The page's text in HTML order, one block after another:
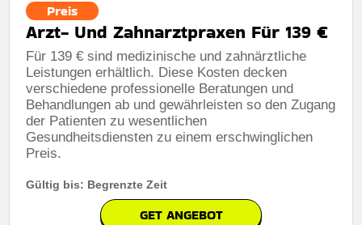
Preis
Arzt- Und Zahnarztpraxen Für 139 €
Für 139 € sind medizinische und zahnärztliche
Leistungen erhältlich. Diese Kosten decken
verschiedene professionelle Beratungen und
Behandlungen ab und gewährleisten so den Zugang
der Patienten zu wesentlichen
Gesundheitsdiensten zu einem erschwinglichen
Preis.
Gültig bis: Begrenzte Zeit
GET ANGEBOT